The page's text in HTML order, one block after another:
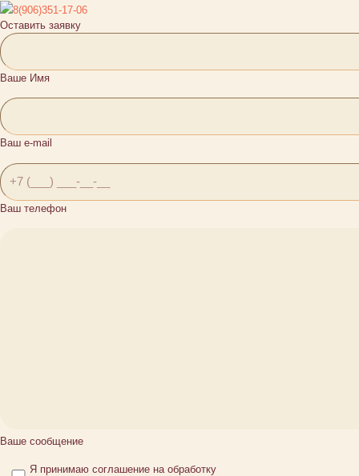
8(906)351-17-06
Оставить заявку
Ваше Имя
Ваш e-mail
Ваш телефон
Ваше сообщение
Я принимаю соглашение на обработку